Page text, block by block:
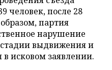
человек, после 28
партия
нарушение
стадии выдвижения и
в исковом заявлении.